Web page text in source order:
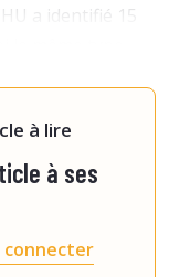
a identifié 15
à lire
à ses
connecter